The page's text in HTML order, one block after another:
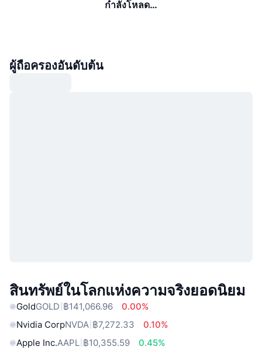
กำลังโหลด…
ผู้ถือครองอันดับต้น
สินทรัพย์ในโลกแห่งความจริงยอดนิยม
GoldGOLD ฿141,066.96
0.00%
Nvidia CorpNVDA ฿7,272.33
0.10%
Apple Inc.AAPL ฿10,355.59
0.45%